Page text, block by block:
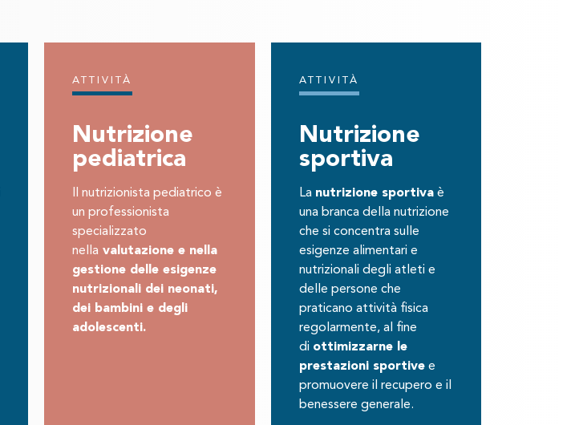
ATTIVITÀ
Nutrizione
pediatrica
Il nutrizionista pediatrico è
un professionista
specializzato
nella valutazione e nella
gestione delle esigenze
nutrizionali dei neonati,
dei bambini e degli
adolescenti.
ATTIVITÀ
Nutrizione
sportiva
La nutrizione sportivaè
una branca della nutrizione
che si concentra sulle
esigenze alimentari e
nutrizionali degli atleti e
delle persone che
praticano attività fisica
regolarmente, al fine
di ottimizzarne le
prestazioni sportivee
promuovere il recupero e il
benessere generale.